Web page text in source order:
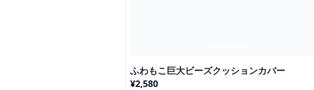
ふわもこ巨大ビーズクッションカバー
¥2,580